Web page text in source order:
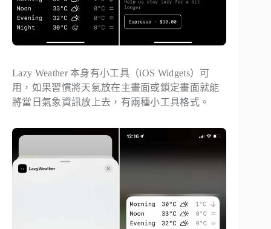
Lazy Weather 本身有小工具（iOS Widgets）可
用，如果習慣將天氣放在主畫面或鎖定畫面就能
將當日氣象資訊放上去，有兩種小工具格式。